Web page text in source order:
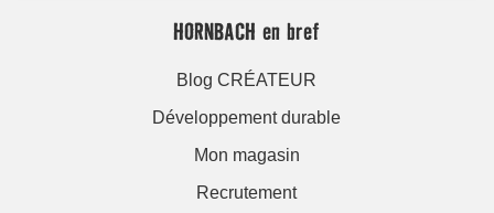
HORNBACH en bref
Blog CRÉATEUR
Développement durable
Mon magasin
Recrutement